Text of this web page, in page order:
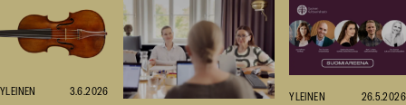
YLEINEN 3.6.2026 YLEINEN 26.5.2026